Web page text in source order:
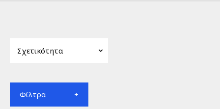
Φίλτρα